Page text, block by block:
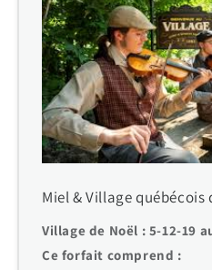
Miel & Village québécois
Village de Noël : 5-12-19
Ce forfait comprend :